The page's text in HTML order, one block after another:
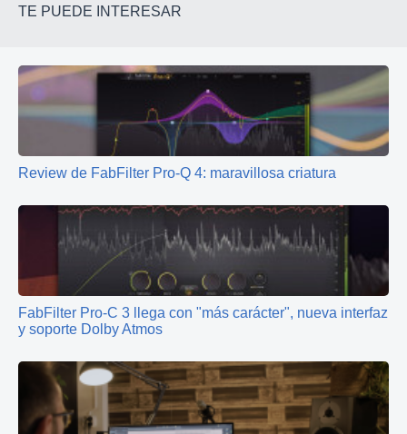
TE PUEDE INTERESAR
Review de FabFilter Pro-Q 4: maravillosa criatura
FabFilter Pro‑C 3 llega con "más carácter", nueva interfaz
y soporte Dolby Atmos